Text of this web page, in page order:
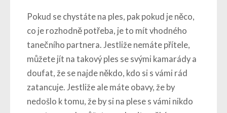
Pokud se chystáte na ples, pak pokud je něco,
co je rozhodně potřeba, je to mít vhodného
tanečního partnera. Jestliže nemáte přítele,
můžete jít na takový ples se svými kamarády a
doufat, že se najde někdo, kdo si s vámi rád
zatancuje. Jestliže ale máte obavy, že by
nedošlo k tomu, že by si na plese s vámi nikdo